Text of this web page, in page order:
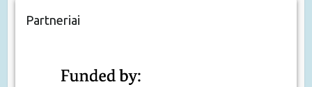
Partneriai